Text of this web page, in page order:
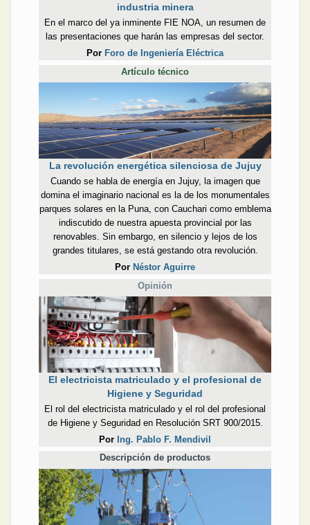
industria minera
En el marco del ya inminente FIE NOA, un resumen de
las presentaciones que harán las empresas del sector.
Por Foro de Ingeniería Eléctrica
Artículo técnico
La revolución energética silenciosa de Jujuy
Cuando se habla de energía en Jujuy, la imagen que
domina el imaginario nacional es la de los monumentales
parques solares en la Puna, con Cauchari como emblema
indiscutido de nuestra apuesta provincial por las
renovables. Sin embargo, en silencio y lejos de los
grandes titulares, se está gestando otra revolución.
Por Néstor Aguirre
Opinión
El electricista matriculado y el profesional de
Higiene y Seguridad
El rol del electricista matriculado y el rol del profesional
de Higiene y Seguridad en Resolución SRT 900/2015.
Por Ing. Pablo F. Mendivil
Descripción de productos